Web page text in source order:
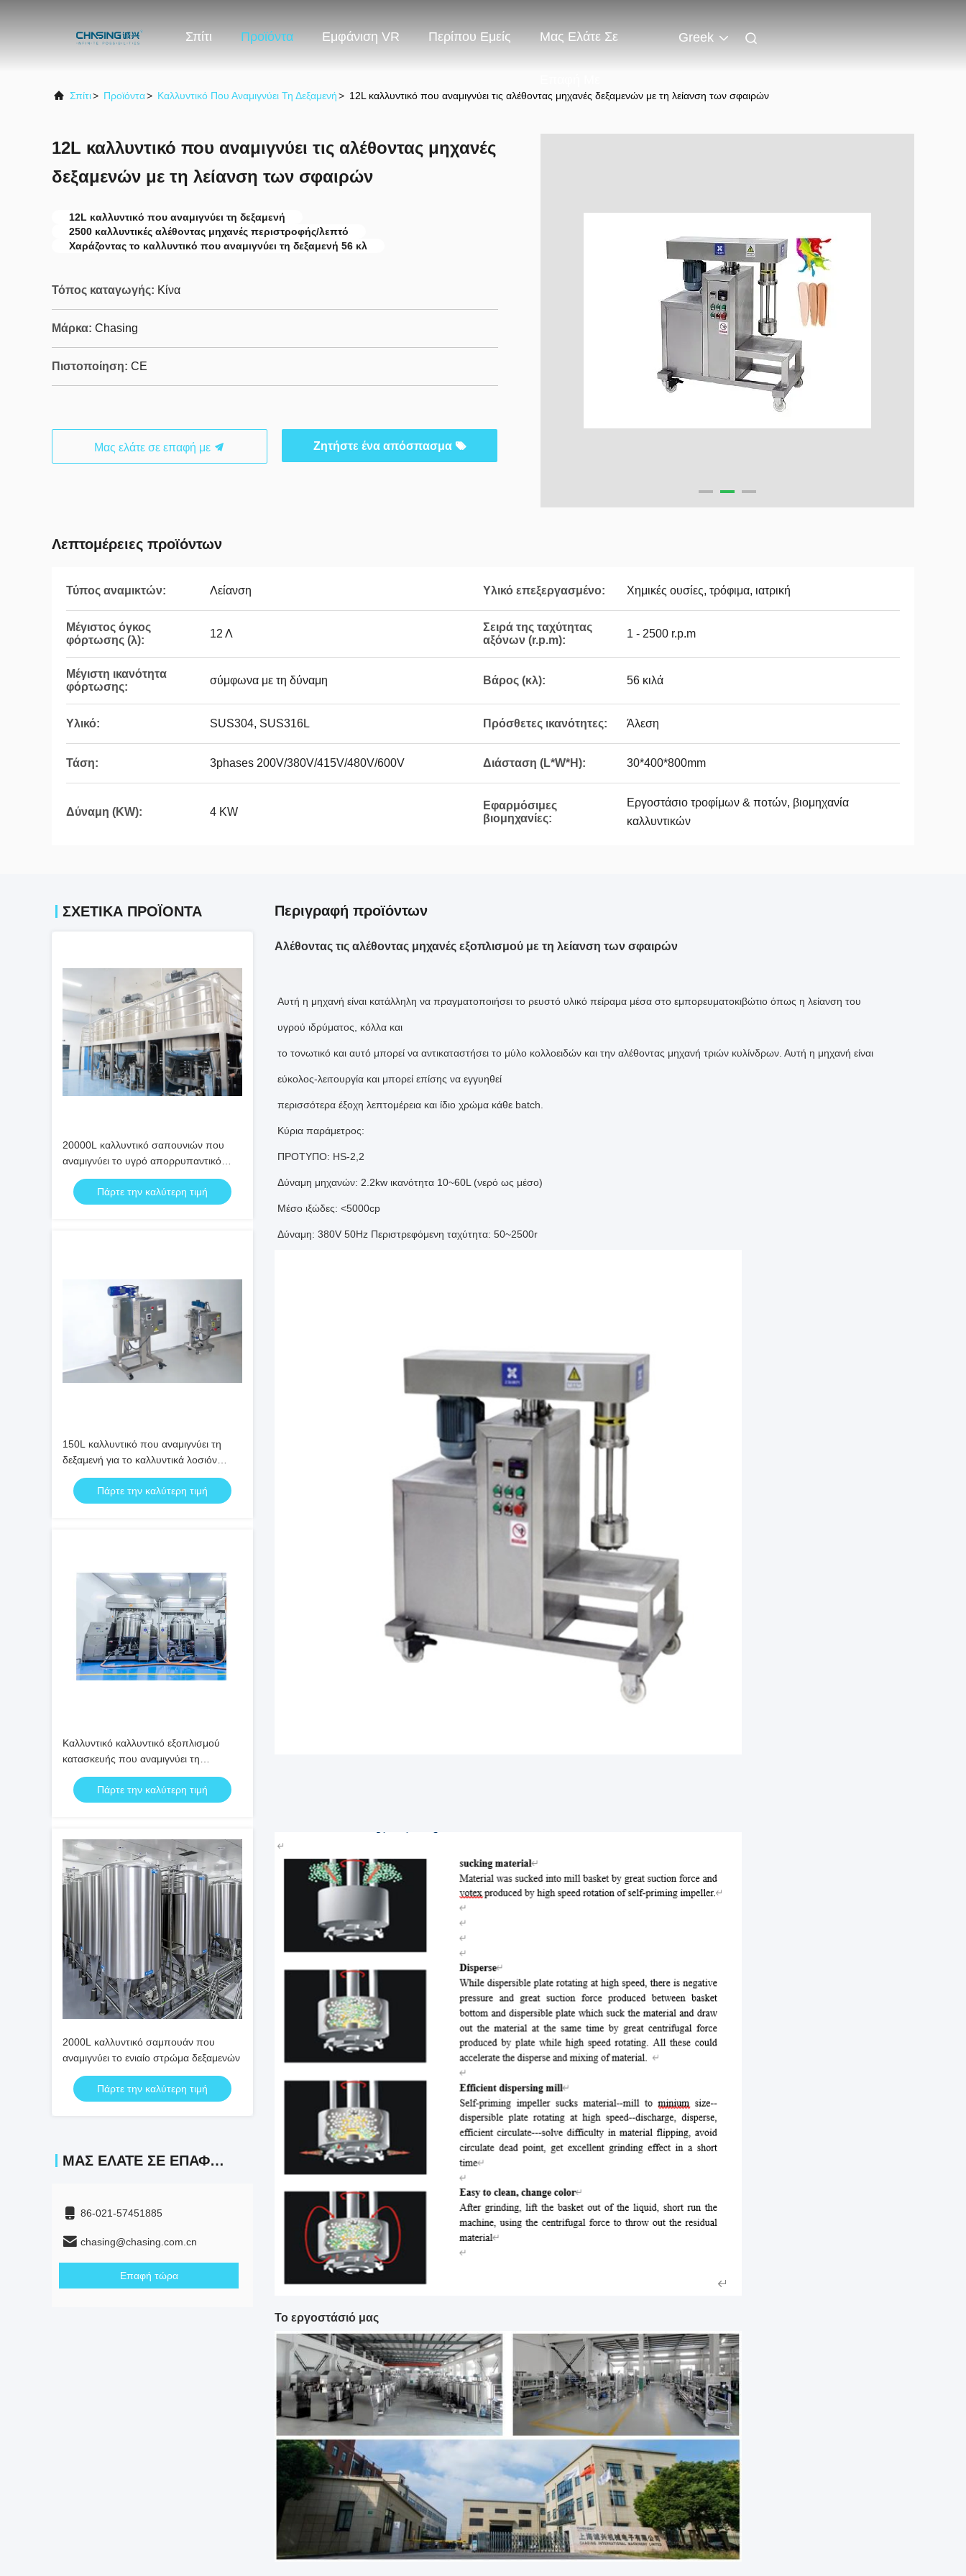
Σπίτι Προϊόντα Εμφάνιση VR Περίπου Εμείς Μας Ελάτε Σε Greek
Σπίτι> Προϊόντα> Καλλυντικό Που Αναμιγνύει Τη Δεξαμενή> 12L καλλυντικό που αναμιγνύει τις αλέθοντας μηχανές δεξαμενών με τη λείανση των σφαιρών
12L καλλυντικό που αναμιγνύει τις αλέθοντας μηχανές
δεξαμενών με τη λείανση των σφαιρών
12L καλλυντικό που αναμιγνύει τη δεξαμενή
2500 καλλυντικές αλέθοντας μηχανές περιστροφής/λεπτό
Χαράζοντας το καλλυντικό που αναμιγνύει τη δεξαμενή 56 κλ
Τόπος καταγωγής: Κίνα
Μάρκα: Chasing
Πιστοποίηση: CE
Μας ελάτε σε επαφή με Ζητήστε ένα απόσπασμα
Λεπτομέρειες προϊόντων
Τύπος αναμικτών: Λείανση Υλικό επεξεργασμένο: Χημικές ουσίες, τρόφιμα, ιατρική
Μέγιστος όγκος
φόρτωσης (λ):
12 Λ
Σειρά της ταχύτητας
αξόνων (r.p.m):
1 - 2500 r.p.m
Μέγιστη ικανότητα
φόρτωσης:
σύμφωνα με τη δύναμη Βάρος (κλ): 56 κιλά
Υλικό: SUS304, SUS316L Πρόσθετες ικανότητες: Άλεση
Τάση: 3phases 200V/380V/415V/480V/600V Διάσταση (L*W*H): 30*400*800mm
Δύναμη (KW): 4 KW
Εφαρμόσιμες
βιομηχανίες:
Εργοστάσιο τροφίμων & ποτών, βιομηχανία
καλλυντικών
ΣΧΕΤΙΚΆ ΠΡΟΪΌΝΤΑ
20000L καλλυντικό σαπουνιών που
αναμιγνύει το υγρό απορρυπαντικό
δεξαμενών 60rpm που αναμιγνύει τη
δεξαμενήΠάρτε την καλύτερη τιμή
150L καλλυντικό που αναμιγνύει τη
δεξαμενή για το καλλυντικά λοσιόν
κρέμας και το προϊόν πηκτωμάτων
Πάρτε την καλύτερη τιμή
Καλλυντικό καλλυντικό εξοπλισμού
κατασκευής που αναμιγνύει τη
δεξαμενή 500L
Πάρτε την καλύτερη τιμή
2000L καλλυντικό σαμπουάν που
αναμιγνύει το ενιαίο στρώμα δεξαμενών
Πάρτε την καλύτερη τιμή
ΜΑΣ ΕΛΆΤΕ ΣΕ ΕΠΑΦΉ ΜΕ
86-021-57451885
chasing@chasing.com.cn
Επαφή τώρα
Περιγραφή προϊόντων
Αλέθοντας τις αλέθοντας μηχανές εξοπλισμού με τη λείανση των σφαιρών
Αυτή η μηχανή είναι κατάλληλη να πραγματοποιήσει το ρευστό υλικό πείραμα μέσα στο εμπορευματοκιβώτιο όπως η λείανση του
υγρού ιδρύματος, κόλλα και
το τονωτικό και αυτό μπορεί να αντικαταστήσει το μύλο κολλοειδών και την αλέθοντας μηχανή τριών κυλίνδρων. Αυτή η μηχανή είναι
εύκολος-λειτουργία και μπορεί επίσης να εγγυηθεί
περισσότερα έξοχη λεπτομέρεια και ίδιο χρώμα κάθε batch.
Κύρια παράμετρος:
ΠΡΟΤΥΠΟ: HS-2,2
Δύναμη μηχανών: 2.2kw ικανότητα 10~60L (νερό ως μέσο)
Μέσο ιξώδες: <5000cp
Δύναμη: 380V 50Hz Περιστρεφόμενη ταχύτητα: 50~2500r
Το εργοστάσιό μας